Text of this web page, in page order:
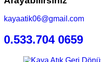
kayaatik06@gmail.com
0.533.704 0659